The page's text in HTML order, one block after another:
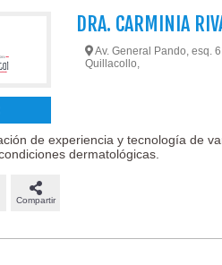
DRA. CARMINIA
Av. General Pando, esq.
Quillacollo,
de experiencia y tecnología de
dermatológicas.
Compartir